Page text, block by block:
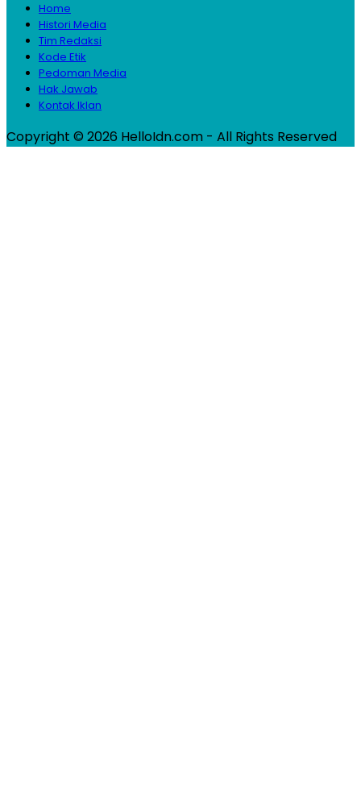
Home
Histori Media
Tim Redaksi
Kode Etik
Pedoman Media
Hak Jawab
Kontak Iklan
Copyright © 2026 HelloIdn.com - All Rights Reserved